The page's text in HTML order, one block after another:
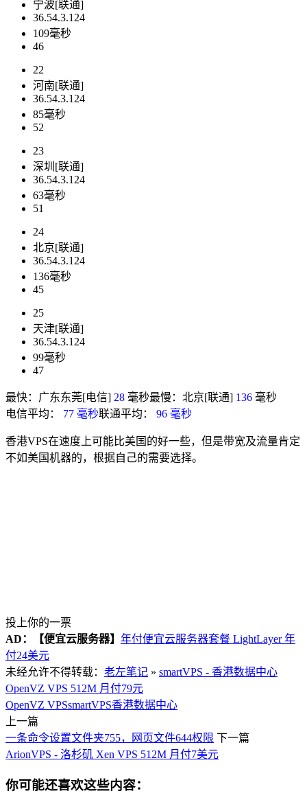
宁波[联通]
36.54.3.124
109毫秒
46
22
河南[联通]
36.54.3.124
85毫秒
52
23
深圳[联通]
36.54.3.124
63毫秒
51
24
北京[联通]
36.54.3.124
136毫秒
45
25
天津[联通]
36.54.3.124
99毫秒
47
最快：广东东莞[电信] 28 毫秒最慢：北京[联通] 136 毫秒
电信平均：
77 毫秒联通平均： 96 毫秒
香港VPS在速度上可能比美国的好一些，但是带宽及流量肯定
不如美国机器的，根据自己的需要选择。
投上你的一票
AD：
【便宜云服务器】 年付便宜云服务器套餐 LightLayer 年
付24美元
未经允许不得转载： 老左笔记 » smartVPS - 香港数据中心
OpenVZ VPS 512M 月付79元
OpenVZ VPSsmartVPS香港数据中心
上一篇
一条命令设置文件夹755，网页文件644权限 下一篇
ArionVPS - 洛杉矶 Xen VPS 512M 月付7美元
你可能还喜欢这些内容：